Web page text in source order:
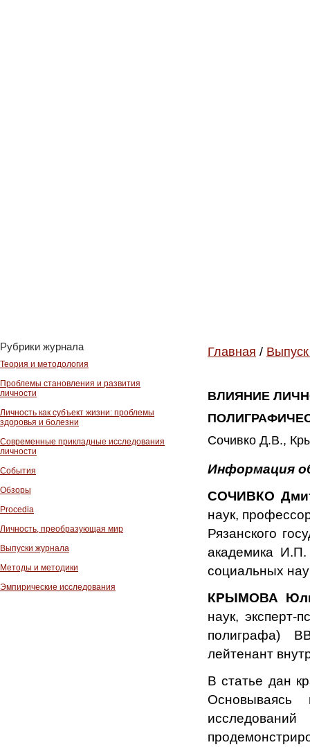
Рубрики журнала
Теория и методология
Проблемы становления и развития
личности
Личность как субъект жизни: проблемы
здоровья и болезни
Современные прикладные исследования
личности
События
Обзоры
Procedia
Личность, преобразующая мир
Выпуски журнала
Методы и методики
Эмпирические исследования
Главная /
ВЛИЯНИЕ
Сочивко Д.В.,
Информация
СОЧИВКО
наук,
Рязанского
академика И.П.
социальных
КРЫМОВА
наук, эксперт-
полиграфа)
лейтенант
В статье дан
Основываясь